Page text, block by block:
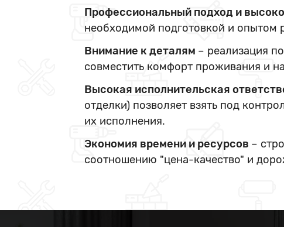
Профессиональный подход и
необходимой подготовкой и опытом
Внимание к деталям – реализация
совместить комфорт проживания и
Высокая исполнительская
отделки) позволяет взять под
их исполнения.
Экономия времени и ресурсов –
соотношению "цена-качество" и